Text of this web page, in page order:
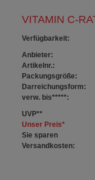
VITAMIN C-
Verfügbarkeit:
Anbieter:
Artikelnr.:
Packungsgröße:
Darreichungsform:
verw. bis*****:
UVP**
Unser Preis*
Sie sparen
Versandkosten: